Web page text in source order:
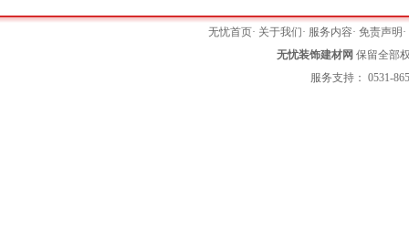
无忧首页· 关于我们· 服务内容·免责声明 ·
无忧装饰建材网 保留全部
服务支持： 0531-